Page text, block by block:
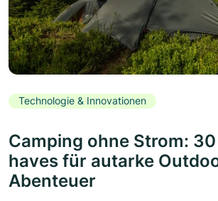
Technologie & Innovationen
Camping ohne Strom:
haves für autarke
Abenteuer